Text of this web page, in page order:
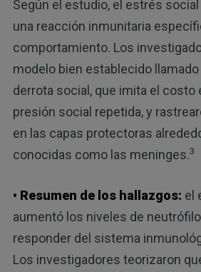
Según el estudio, el estrés
una reacción inmunitaria
comportamiento. Los
modelo bien establecido
derrota social, que imita el costo
presión social repetida, y
en las capas protectoras
conocidas como las meninges.3
• Resumen de los hallazgos: el
aumentó los niveles de
responder del sistema
Los investigadores teorizaron